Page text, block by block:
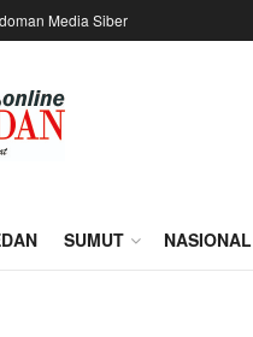
Media Siber
SUMUT NASIONAL